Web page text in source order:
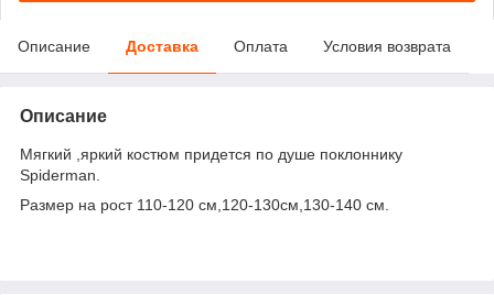
Описание Доставка Оплата Условия возврата
Описание
Мягкий ,яркий костюм придется по душе поклоннику
Spiderman.
Размер на рост 110-120 см,120-130см,130-140 см.